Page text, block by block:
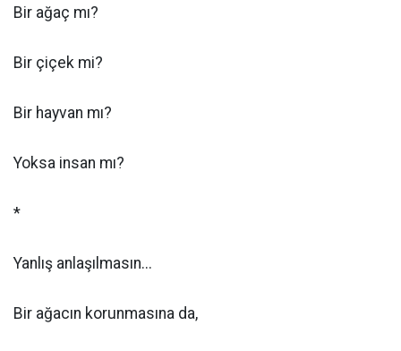
Bir ağaç mı?
Bir çiçek mi?
Bir hayvan mı?
Yoksa insan mı?
*
Yanlış anlaşılmasın...
Bir ağacın korunmasına da,